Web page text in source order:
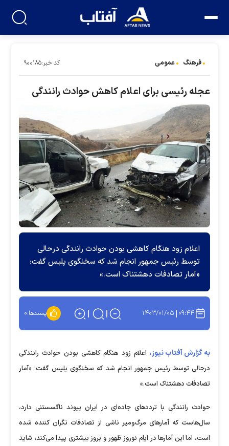
فرهنگ عمومی کد خبر:۹۰۰۱۸۵
عجله رئیسی برای اعلام کاهش حوادث رانندگی
اعلام زود هنگام کاهشی بودن حوادث رانندگی درحالی
توسط رئیس جمهور انجام شد که سخنگوی پلیس گفت:
«آمار تصادفات دهشتناک است.»
۰۹:۴۴ ۱۴۰۳/۰۱/۰۵ پسندها:۰
به گزارش آفتاب نیوز، اعلام زود هنگام کاهشی بودن حوادث رانندگی
درحالی توسط رئیس جمهور انجام شد که سخنگوی پلیس گفت: «آمار
تصادفات دهشتناک است.»
حوادث رانندگی با تردد‌های جاده‌ای در ایران پیوند ناگسستنی دارد،
سال‌هاست که آمار‌های مرگ‌ومیر ناشی از تصادفات نگران کننده شده
است، اما این آمار‌ها در ایام نوروز ظهور و بروز بیشتری پیدا می‌کند، شاید